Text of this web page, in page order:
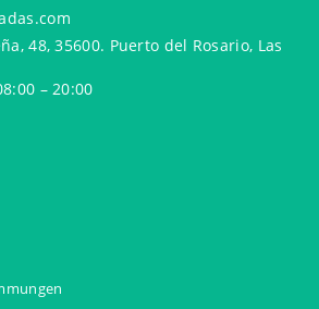
48, 35600. Puerto del Rosario, Las
– 20:00